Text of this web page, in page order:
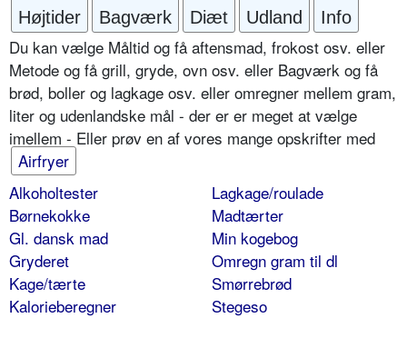
Højtider
Bagværk Diæt Udland Info
Du kan vælge Måltid og få aftensmad, frokost osv. eller
Metode og få grill, gryde, ovn osv. eller Bagværk og få
brød, boller og lagkage osv. eller omregner mellem gram,
liter og udenlandske mål - der er er meget at vælge
imellem - Eller prøv en af vores mange opskrifter med
Airfryer
Alkoholtester
Børnekokke
Gl. dansk mad
Gryderet
Kage/tærte
Kalorieberegner
Lagkage/roulade
Madtærter
Min kogebog
Omregn gram til dl
Smørrebrød
Stegeso